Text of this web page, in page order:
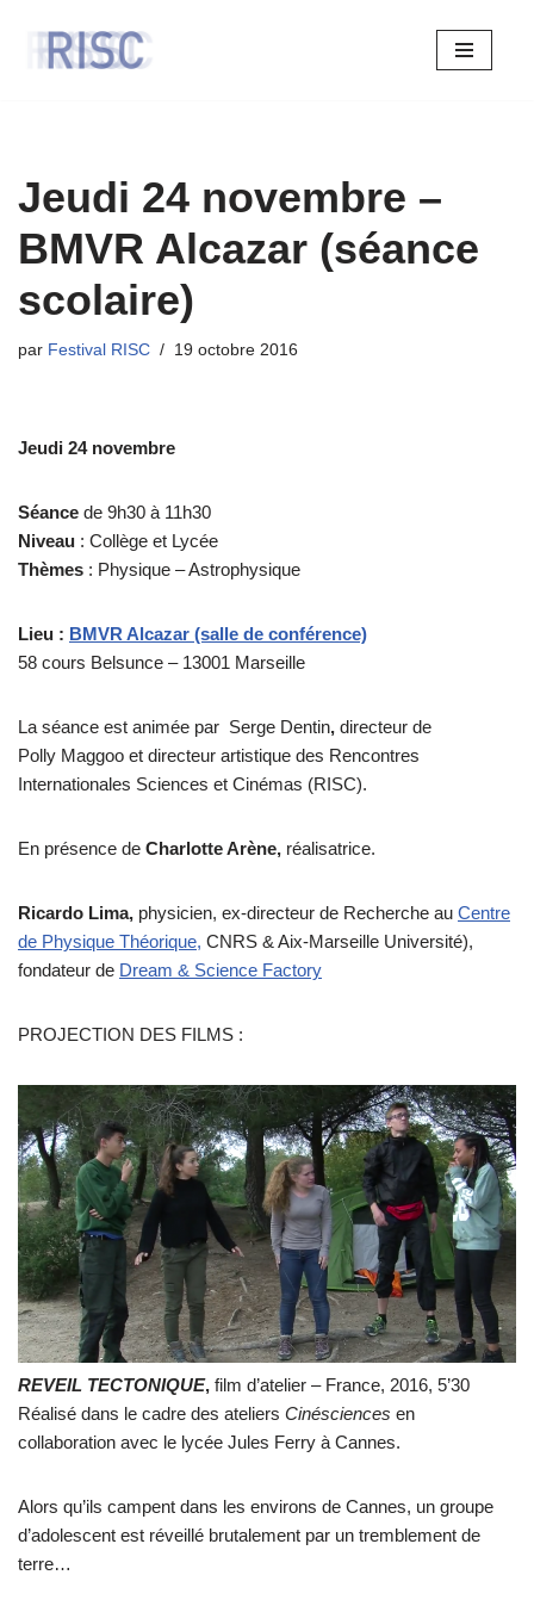
Aller
Jeudi 24 novembre –
BMVR Alcazar (séance
scolaire)
par Festival RISC 19 octobre 2016
Jeudi 24 novembre
Séance de 9h30 à 11h30
Niveau : Collège et Lycée
Thèmes : Physique – Astrophysique
Lieu : BMVR Alcazar (salle de conférence)
58 cours Belsunce – 13001 Marseille
La séance est animée par Serge Dentin, directeur de
Polly Maggoo et directeur artistique des Rencontres
Internationales Sciences et Cinémas (RISC).
En présence de Charlotte Arène, réalisatrice.
Ricardo Lima, physicien, ex-directeur de Recherche au Centre
de Physique Théorique, CNRS & Aix-Marseille Université),
fondateur de Dream & Science Factory
PROJECTION DES FILMS :
REVEIL TECTONIQUE, film d’atelier – France, 2016, 5’30
Réalisé dans le cadre des ateliers Cinésciences en
collaboration avec le lycée Jules Ferry à Cannes.
Alors qu’ils campent dans les environs de Cannes, un groupe
d’adolescent est réveillé brutalement par un tremblement de
terre…